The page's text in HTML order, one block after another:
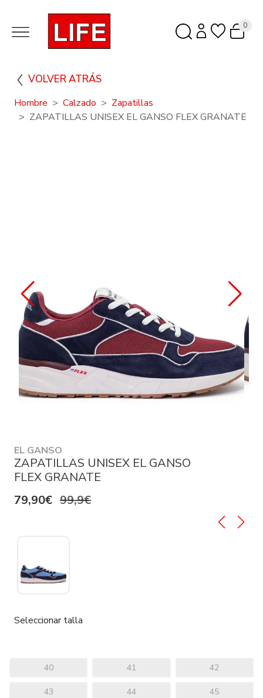
0
VOLVER ATRÁS
Hombre Calzado
Zapatillas
ZAPATILLAS UNISEX EL GANSO FLEX GRANATE
EL GANSO
ZAPATILLAS UNISEX EL GANSO
FLEX GRANATE
79,90€ 99,9€
Seleccionar talla
40 41 42
43 44 45